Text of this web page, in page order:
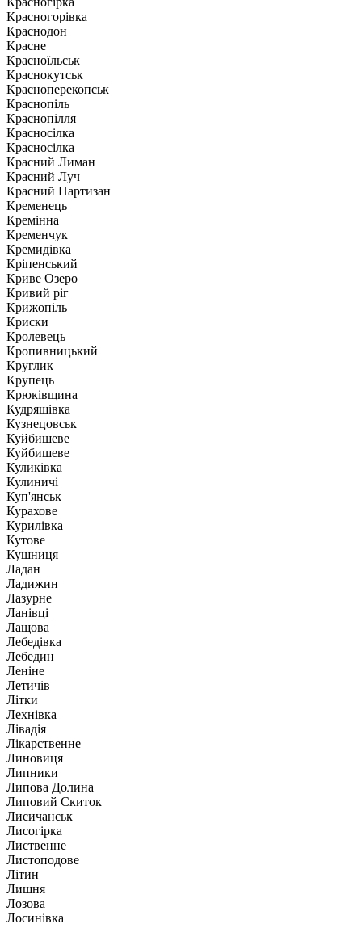
Красногорівка
Краснодон
Красне
Красноїльськ
Краснокутськ
Красноперекопськ
Краснопіль
Краснопілля
Красносілка
Красносілка
Красний Лиман
Красний Луч
Красний Партизан
Кременець
Кремінна
Кременчук
Кремидівка
Кріпенський
Криве Озеро
Кривий ріг
Крижопіль
Криски
Кролевець
Кропивницький
Круглик
Крупець
Крюківщина
Кудряшівка
Кузнецовськ
Куйбишеве
Куйбишеве
Куликівка
Кулиничі
Куп'янськ
Курахове
Курилівка
Кутове
Кушниця
Ладан
Ладижин
Лазурне
Ланівці
Лащова
Лебедівка
Лебедин
Леніне
Летичів
Літки
Лехнівка
Лівадія
Лікарственне
Линовиця
Липники
Липова Долина
Липовий Скиток
Лисичанськ
Лисогірка
Лиственне
Листоподове
Літин
Лишня
Лозова
Лосинівка